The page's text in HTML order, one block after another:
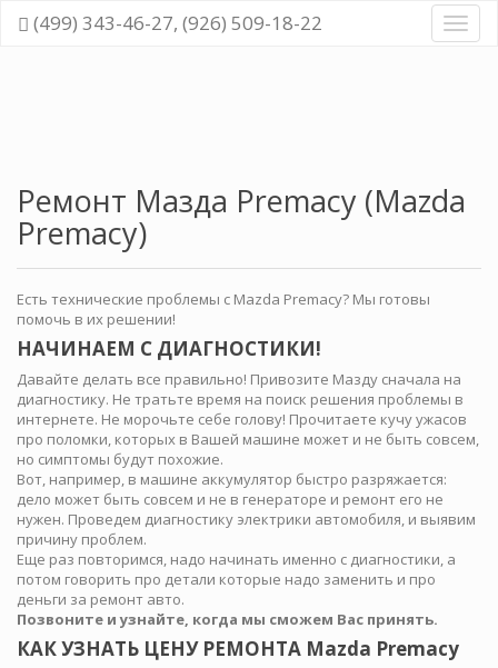
(499) 343-46-27, (926) 509-18-22
и
Ремонт Мазда Premacy (Mazda
Premacy)
Есть технические проблемы с Mazda Premacy? Мы готовы
помочь в их решении!
НАЧИНАЕМ С ДИАГНОСТИКИ!
Давайте делать все правильно! Привозите Мазду сначала на
диагностику. Не тратьте время на поиск решения проблемы в
интернете. Не морочьте себе голову! Прочитаете кучу ужасов
про поломки, которых в Вашей машине может и не быть совсем,
но симптомы будут похожие.
Вот, например, в машине аккумулятор быстро разряжается:
дело может быть совсем и не в генераторе и ремонт его не
нужен. Проведем диагностику электрики автомобиля, и выявим
причину проблем.
Еще раз повторимся, надо начинать именно с диагностики, а
потом говорить про детали которые надо заменить и про
деньги за ремонт авто.
Позвоните и узнайте, когда мы сможем Вас принять.
КАК УЗНАТЬ ЦЕНУ РЕМОНТА Mazda Premacy